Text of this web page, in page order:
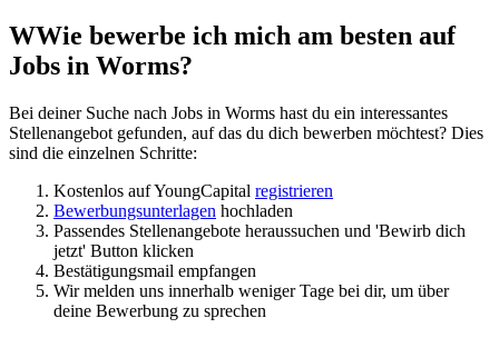
WWie bewerbe ich mich am besten auf
Jobs in Worms?
Bei deiner Suche nach Jobs in Worms hast du ein interessantes
Stellenangebot gefunden, auf das du dich bewerben möchtest? Dies
sind die einzelnen Schritte:
Kostenlos auf YoungCapital registrieren
Bewerbungsunterlagen hochladen
Passendes Stellenangebote heraussuchen und 'Bewirb dich
jetzt' Button klicken
Bestätigungsmail empfangen
Wir melden uns innerhalb weniger Tage bei dir, um über
deine Bewerbung zu sprechen